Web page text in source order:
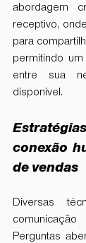
abordagem
receptivo,
para
permitindo
entre sua
disponível.
conexão
de vendas
Diversas
Perguntas